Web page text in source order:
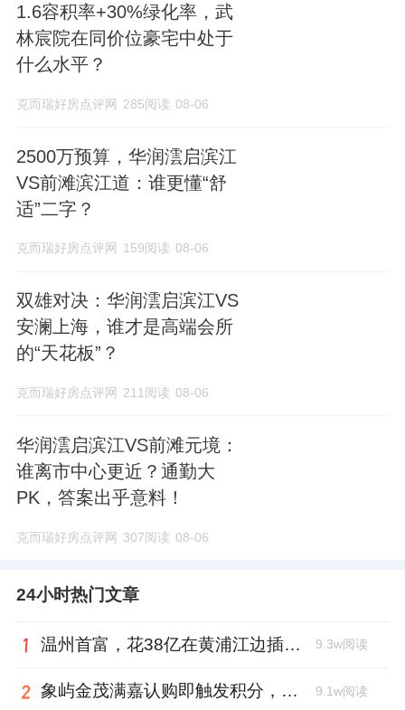
1.6容积率+30%绿化率，武
林宸院在同价位豪宅中处于
什么水平？
克而瑞好房点评网 285阅读 08-06
2500万预算，华润澐启滨江
VS前滩滨江道：谁更懂“舒
适”二字？
克而瑞好房点评网 159阅读 08-06
双雄对决：华润澐启滨江VS
安澜上海，谁才是高端会所
的“天花板”？
克而瑞好房点评网 211阅读 08-06
华润澐启滨江VS前滩元境：
谁离市中心更近？通勤大
PK，答案出乎意料！
克而瑞好房点评网 307阅读 08-06
24小时热门文章
温州首富，花38亿在黄浦江边插了面旗 9.3w阅读
象屿金茂满嘉认购即触发积分，嘉定新城迎来现象级改善新盘 9.1w阅读